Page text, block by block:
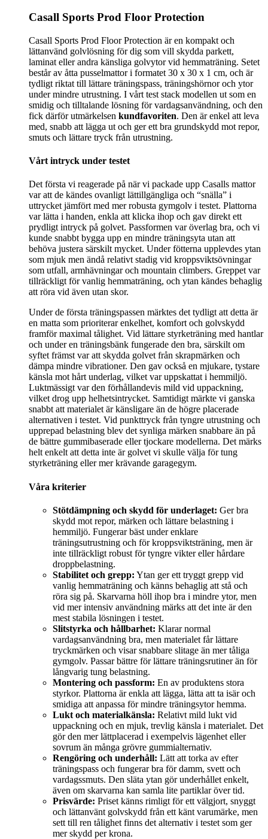
Casall Sports Prod Floor Protection
Casall Sports Prod Floor Protection är en kompakt och
lättanvänd golvlösning för dig som vill skydda parkett,
laminat eller andra känsliga golvytor vid hemmaträning. Setet
består av åtta pusselmattor i formatet 30 x 30 x 1 cm, och är
tydligt riktat till lättare träningspass, träningshörnor och ytor
under mindre utrustning. I vårt test stack modellen ut som en
smidig och tilltalande lösning för vardagsanvändning, och den
fick därför utmärkelsen kundfavoriten. Den är enkel att leva
med, snabb att lägga ut och ger ett bra grundskydd mot repor,
smuts och lättare tryck från utrustning.
Vårt intryck under testet
Det första vi reagerade på när vi packade upp Casalls mattor
var att de kändes ovanligt lättillgängliga och “snälla” i
uttrycket jämfört med mer robusta gymgolv i testet. Plattorna
var lätta i handen, enkla att klicka ihop och gav direkt ett
prydligt intryck på golvet. Passformen var överlag bra, och vi
kunde snabbt bygga upp en mindre träningsyta utan att
behöva justera särskilt mycket. Under fötterna upplevdes ytan
som mjuk men ändå relativt stadig vid kroppsviktsövningar
som utfall, armhävningar och mountain climbers. Greppet var
tillräckligt för vanlig hemmaträning, och ytan kändes behaglig
att röra vid även utan skor.
Under de första träningspassen märktes det tydligt att detta är
en matta som prioriterar enkelhet, komfort och golvskydd
framför maximal tålighet. Vid lättare styrketräning med hantlar
och under en träningsbänk fungerade den bra, särskilt om
syftet främst var att skydda golvet från skrapmärken och
dämpa mindre vibrationer. Den gav också en mjukare, tystare
känsla mot hårt underlag, vilket var uppskattat i hemmiljö.
Luktmässigt var den förhållandevis mild vid uppackning,
vilket drog upp helhetsintrycket. Samtidigt märkte vi ganska
snabbt att materialet är känsligare än de högre placerade
alternativen i testet. Vid punkttryck från tyngre utrustning och
upprepad belastning blev det synliga märken snabbare än på
de bättre gummibaserade eller tjockare modellerna. Det märks
helt enkelt att detta inte är golvet vi skulle välja för tung
styrketräning eller mer krävande garagegym.
Våra kriterier
Stötdämpning och skydd för underlaget: Ger bra
skydd mot repor, märken och lättare belastning i
hemmiljö. Fungerar bäst under enklare
träningsutrustning och för kroppsviktsträning, men är
inte tillräckligt robust för tyngre vikter eller hårdare
droppbelastning.
Stabilitet och grepp: Ytan ger ett tryggt grepp vid
vanlig hemmaträning och känns behaglig att stå och
röra sig på. Skarvarna höll ihop bra i mindre ytor, men
vid mer intensiv användning märks att det inte är den
mest stabila lösningen i testet.
Slitstyrka och hållbarhet: Klarar normal
vardagsanvändning bra, men materialet får lättare
tryckmärken och visar snabbare slitage än mer tåliga
gymgolv. Passar bättre för lättare träningsrutiner än för
långvarig tung belastning.
Montering och passform: En av produktens stora
styrkor. Plattorna är enkla att lägga, lätta att ta isär och
smidiga att anpassa för mindre träningsytor hemma.
Lukt och materialkänsla: Relativt mild lukt vid
uppackning och en mjuk, trevlig känsla i materialet. Det
gör den mer lättplacerad i exempelvis lägenhet eller
sovrum än många grövre gummialternativ.
Rengöring och underhåll: Lätt att torka av efter
träningspass och fungerar bra för damm, svett och
vardagssmuts. Den släta ytan gör underhållet enkelt,
även om skarvarna kan samla lite partiklar över tid.
Prisvärde: Priset känns rimligt för ett välgjort, snyggt
och lättanvänt golvskydd från ett känt varumärke, men
sett till ren tålighet finns det alternativ i testet som ger
mer skydd per krona.